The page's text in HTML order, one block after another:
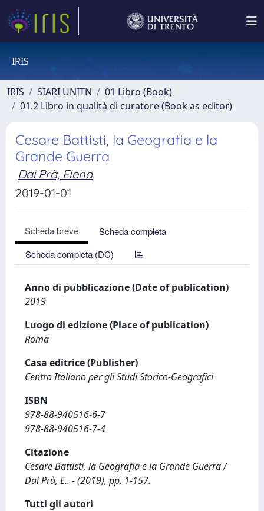
IRIS
IRIS SIARI UNITN
01 Libro (Book)
01.2 Libro in qualità di curatore (Book as editor)
Cesare Battisti, la Geografia e la
Grande Guerra
Dai Prà, Elena
2019-01-01
Scheda breve
Scheda completa
Scheda completa (DC)
Anno di pubblicazione (Date of publication)
2019
Luogo di edizione (Place of publication)
Roma
Casa editrice (Publisher)
Centro Italiano per gli Studi Storico-Geografici
ISBN
978-88-940516-6-7
978-88-940516-7-4
Citazione
Cesare Battisti, la Geografia e la Grande Guerra /
Dai Prà, E.. - (2019), pp. 1-157.
Tutti gli autori